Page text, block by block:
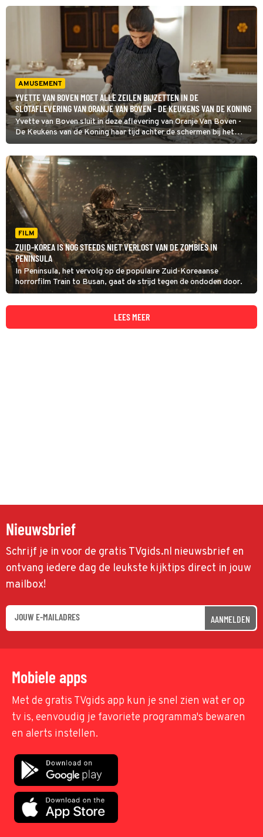
AMUSEMENT
YVETTE VAN BOVEN MOET ALLE ZEILEN BIJZETTEN IN DE
SLOTAFLEVERING VAN ORANJE VAN BOVEN - DE KEUKENS VAN DE KONING
Yvette van Boven sluit in deze aflevering van Oranje Van Boven -
De Keukens van de Koning haar tijd achter de schermen bij het
Koninklijk Huis af met het staatsbezoek van de Zuid-Koreaanse
president. Hiervoor is alles tot in de puntjes geregeld. Verloopt
het staatsbanket zonder misstappen?
FILM
ZUID-KOREA IS NOG STEEDS NIET VERLOST VAN DE ZOMBIES IN
PENINSULA
In Peninsula, het vervolg op de populaire Zuid-Koreaanse
horrorfilm Train to Busan, gaat de strijd tegen de ondoden door.
LEES MEER
Nieuwsbrief
Schrijf je in voor de gratis TVgids.nl nieuwsbrief en
ontvang iedere dag de leukste kijktips direct in jouw
mailbox!
AANMELDEN
Mobiele apps
Met de gratis TVgids app kun je snel zien wat er op
tv is, eenvoudig je favoriete programma's bewaren
en alerts instellen.